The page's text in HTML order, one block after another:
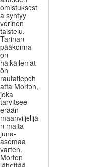
omistuksest
a syntyy
verinen
taistelu.
Tarinan
pääkonna
on
häikäilemät
ön
rautatiepoh
atta Morton,
joka
tarvitsee
erään
maanviljelijä
n maita
juna-
asemaa
varten.
Morton
lähettää